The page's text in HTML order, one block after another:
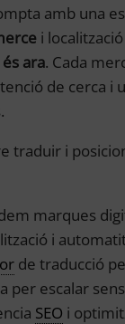
amb una
i
és ara. Cada
de cerca i
traduir i
marques
i
de traducció
per escalar
SEO i